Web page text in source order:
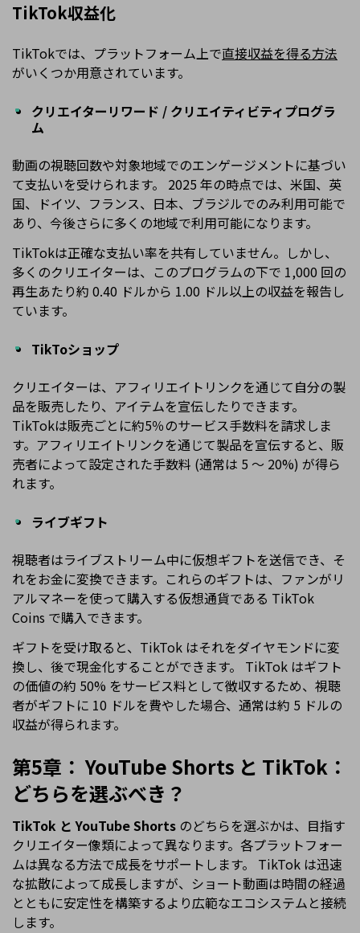
TikTok収益化
TikTokでは、プラットフォーム上で直接収益を得る方法
がいくつか用意されています。
クリエイターリワード / クリエイティビティプログラ
ム
動画の視聴回数や対象地域でのエンゲージメントに基づい
て支払いを受けられます。 2025 年の時点では、米国、英
国、ドイツ、フランス、日本、ブラジルでのみ利用可能で
あり、今後さらに多くの地域で利用可能になります。
TikTokは正確な支払い率を共有していません。しかし、
多くのクリエイターは、このプログラムの下で 1,000 回の
再生あたり約 0.40 ドルから 1.00 ドル以上の収益を報告し
ています。
TikToショップ
クリエイターは、アフィリエイトリンクを通じて自分の製
品を販売したり、アイテムを宣伝したりできます。
TikTokは販売ごとに約5％のサービス手数料を請求しま
す。アフィリエイトリンクを通じて製品を宣伝すると、販
売者によって設定された手数料 (通常は 5 ～ 20%) が得ら
れます。
ライブギフト
視聴者はライブストリーム中に仮想ギフトを送信でき、そ
れをお金に変換できます。これらのギフトは、ファンがリ
アルマネーを使って購入する仮想通貨である TikTok
Coins で購入できます。
ギフトを受け取ると、TikTok はそれをダイヤモンドに変
換し、後で現金化することができます。 TikTok はギフト
の価値の約 50% をサービス料として徴収するため、視聴
者がギフトに 10 ドルを費やした場合、通常は約 5 ドルの
収益が得られます。
第5章： YouTube Shorts と TikTok：
どちらを選ぶべき？
TikTok と YouTube Shorts のどちらを選ぶかは、目指す
クリエイター像類によって異なります。各プラットフォー
ムは異なる方法で成長をサポートします。 TikTok は迅速
な拡散によって成長しますが、ショート動画は時間の経過
とともに安定性を構築するより広範なエコシステムと接続
します。